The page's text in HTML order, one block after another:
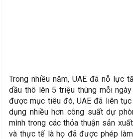
Trong nhiều năm, UAE đã nỗ lực
dầu thô lên 5 triệu thùng mỗi
được mục tiêu đó, UAE đã liên
dụng nhiều hơn công suất dự
mình trong các thỏa thuận sản
và thực tế là họ đã được phép